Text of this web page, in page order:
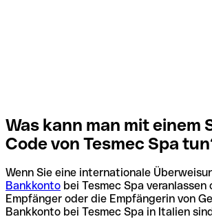
Was kann man mit einem
Code von Tesmec Spa
Wenn Sie eine internationale
Bankkonto bei Tesmec Spa
Empfänger oder die Empfängerin von
Bankkonto bei Tesmec Spa in Italien